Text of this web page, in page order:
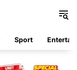
Sport